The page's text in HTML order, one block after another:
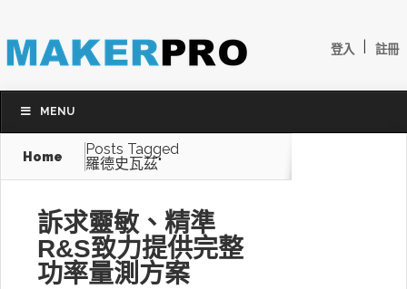
登入 註冊
MENU
Home
Posts Tagged
羅德史瓦茲"
訴求靈敏、精準
R&S致力提供完整
功率量測方案